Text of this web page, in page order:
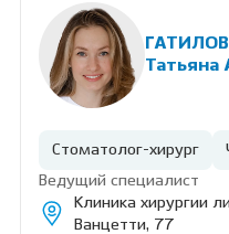
Татьяна
Стоматолог-хирург
Ведущий специалист
Клиника хирургии
Ванцетти, 77